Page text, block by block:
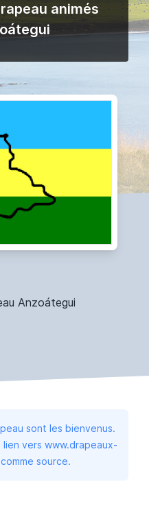
animés
Anzoátegui
sont les bienvenus.
vers www.drapeaux-
source.